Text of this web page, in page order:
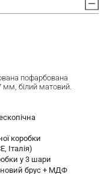
пофарбована
мм, білий матовий.
коробки
Італія)
у 3 шари
брус + МДФ